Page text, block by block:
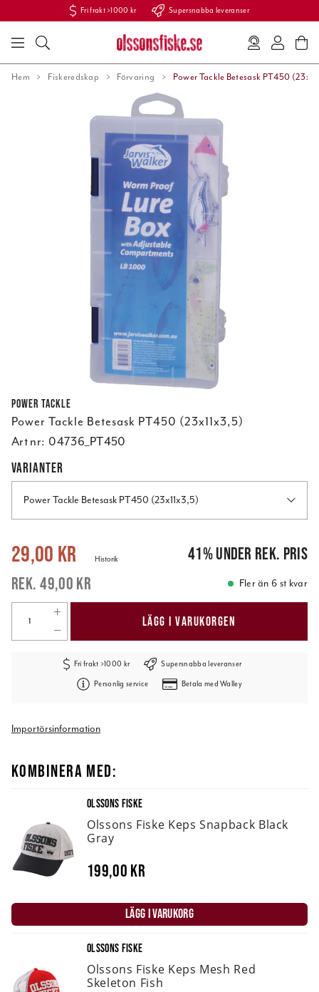
Fri frakt >1000 kr Supersnabba leveranser
Hem Fiskeredskap Förvaring Power Tackle Betesask PT450
Power Tackle
Power Tackle Betesask PT450 (23x11x3,5)
Art nr: 04736_PT450
VARIANTER
Power Tackle Betesask PT450 (23x11x3,5)
Nuvarande pris: 49,00 kr
29,00 kr
49,00 kr
Historik 41%under rek. pris
Fler än 6 st kvar
LÄGG I VARUKORGEN
Fri frakt >1000 kr Supersnabba leveranser
Personlig service Betala med Walley
Importörsinformation
KOMBINERA MED:
OLSSONS FISKE
Olssons Fiske Keps Snapback Black
Gray
199,00 kr
LÄGG I VARUKORG
OLSSONS FISKE
Olssons Fiske Keps Mesh Red
Skeleton Fish